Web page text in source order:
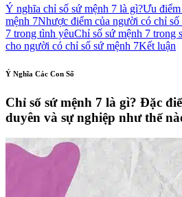
Ý nghĩa chỉ số sứ mệnh 7 là gì?Ưu
mệnh 7Nhược điểm của người có chỉ số
7 trong tình yêuChỉ số sứ mệnh 7 trong
cho người có chỉ số sứ mệnh 7Kết luận
Ý Nghĩa Các Con Số
Chỉ số sứ mệnh 7 là gì? Đặc
duyên và sự nghiệp như thế